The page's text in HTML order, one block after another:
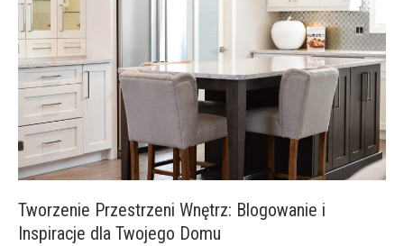
Tworzenie Przestrzeni Wnętrz: Blogowanie i
Inspiracje dla Twojego Domu